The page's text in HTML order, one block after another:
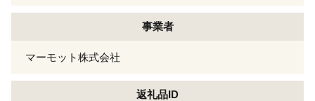
事業者
マーモット株式会社
返礼品ID